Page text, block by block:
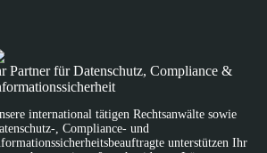
Partner für Datenschutz, Compliance &
international tätigen Rechtsanwälte sowie
, Compliance- und
unterstützen Ihr